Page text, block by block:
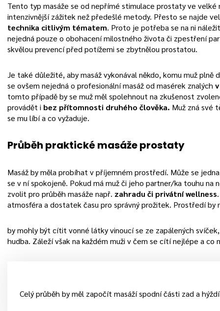
Tento typ masáže se od nepřímé stimulace prostaty ve velké
intenzivnější zážitek než předešlé metody. Přesto se najde
technika citlivým tématem. Proto je potřeba se na ni
nejedná pouze o obohacení milostného života či zpestření
skvělou prevencí před potížemi se zbytnělou prostatou.
Je také důležité, aby masáž vykonával někdo, komu muž plně
se ovšem nejedná o profesionální masáž od masérek znalých
tomto případě by se muž měl spolehnout na zkušenost
provádět i bez přítomnosti druhého člověka. Muž zná své
se mu líbí a co vyžaduje.
Průběh praktické masáže prostaty
Masáž by měla probíhat v příjemném prostředí. Může se
se v ní spokojeně. Pokud má muž či jeho partner/ka touhu
zvolit pro průběh masáže např. zahradu či privátní wellness
atmosféra a dostatek času pro správný prožitek. Prostředí by
by mohly být cítit vonné látky vinoucí se ze zapálených
hudba. Záleží však na každém muži v čem se cítí nejlépe a co
Celý průběh by měl započít masáží spodní části zad a